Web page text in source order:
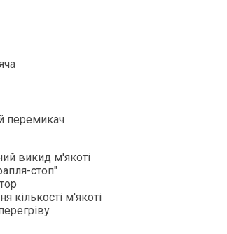
перемикач
викид м'якоті
стоп"
кількості м'якоті